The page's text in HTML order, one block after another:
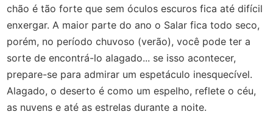
chão é tão forte que sem óculos escuros fica até difícil
enxergar.A maior parte do ano o Salar fica todo seco,
porém, no período chuvoso (verão), você pode ter a
sorte de encontrá-lo alagado... se isso acontecer,
prepare-se para admirar um espetáculo inesquecível.
Alagado, o deserto é como um espelho, reflete o céu,
as nuvens e até as estrelas durante a noite.